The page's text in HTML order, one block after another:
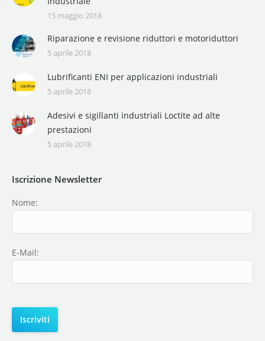
15 maggio 2018
Riparazione e revisione riduttori e motoriduttori
5 aprile 2018
Lubrificanti ENI per applicazioni industriali
5 aprile 2018
Adesivi e sigillanti industriali Loctite ad alte
prestazioni
5 aprile 2018
Iscrizione Newsletter
Nome:
E-Mail: